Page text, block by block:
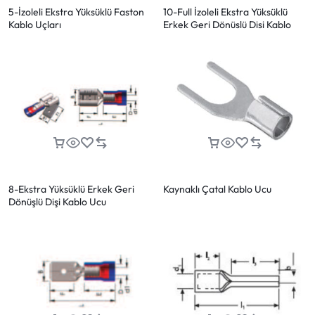
5-İzoleli Ekstra Yüksüklü Faston
Kablo Uçları
10-Full İzoleli Ekstra Yüksüklü
Erkek Geri Dönüslü Disi Kablo
8-Ekstra Yüksüklü Erkek Geri
Dönüşlü Dişi Kablo Ucu
Kaynaklı Çatal Kablo Ucu